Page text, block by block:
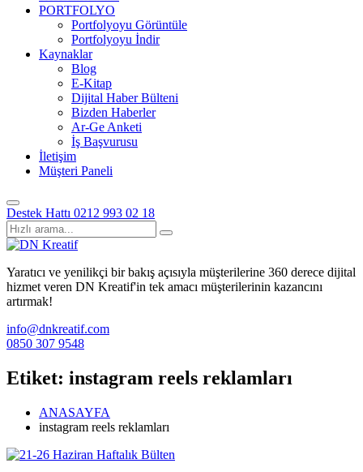
PORTFOLYO
Portfolyoyu Görüntüle
Portfolyoyu İndir
Kaynaklar
Blog
E-Kitap
Dijital Haber Bülteni
Bizden Haberler
Ar-Ge Anketi
İş Başvurusu
İletişim
Müşteri Paneli
Destek Hattı 0212 993 02 18
Yaratıcı ve yenilikçi bir bakış açısıyla müşterilerine 360 derece dijital
hizmet veren DN Kreatif'in tek amacı müşterilerinin kazancını
artırmak!
info@dnkreatif.com
0850 307 9548
Etiket: instagram reels reklamları
ANASAYFA
instagram reels reklamları